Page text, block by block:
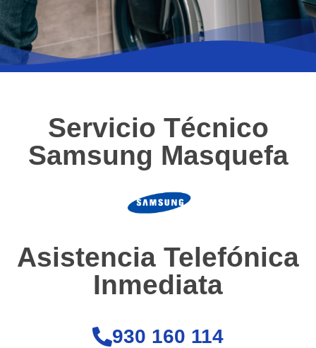
Servicio Técnico
Samsung Masquefa
Asistencia Telefónica
Inmediata
930 160 114